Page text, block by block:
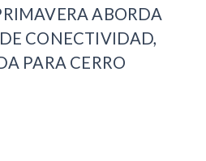
ABORDA
CONECTIVIDAD,
PARA CERRO